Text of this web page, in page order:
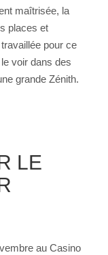
maîtrisée, la
places et
pour ce
voir dans des
grande Zénith.
LE
au Casino